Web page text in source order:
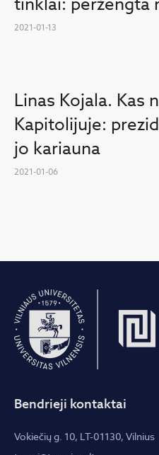
2021-01-13
Linas Kojala. Kas
Kapitolijuje:
jo kariauna
2021-01-06
Bendrieji kontaktai
Vokiečių g. 10, LT-01130, Vilnius